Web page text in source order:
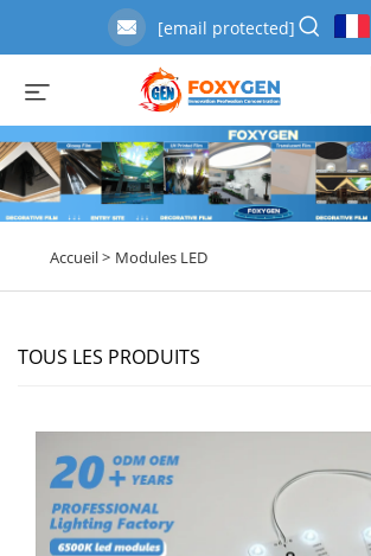
[email protected]
Accueil > Modules LED
TOUS LES PRODUITS